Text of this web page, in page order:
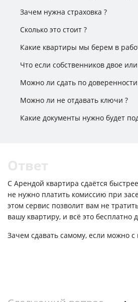
Зачем нужна страховка ?
Сколько это стоит ?
Какие квартиры мы берем в
Что если собственников двое
Можно ли сдать по доверенности
Можно ли не отдавать ключи ?
Какие документы нужно будет
Ответ
С Арендой квартира сдаётся
не нужно платить комиссию при
этом сервис позволит вам не
вашу квартиру, и всё это бесплатно
Зачем сдавать самому, если можно с